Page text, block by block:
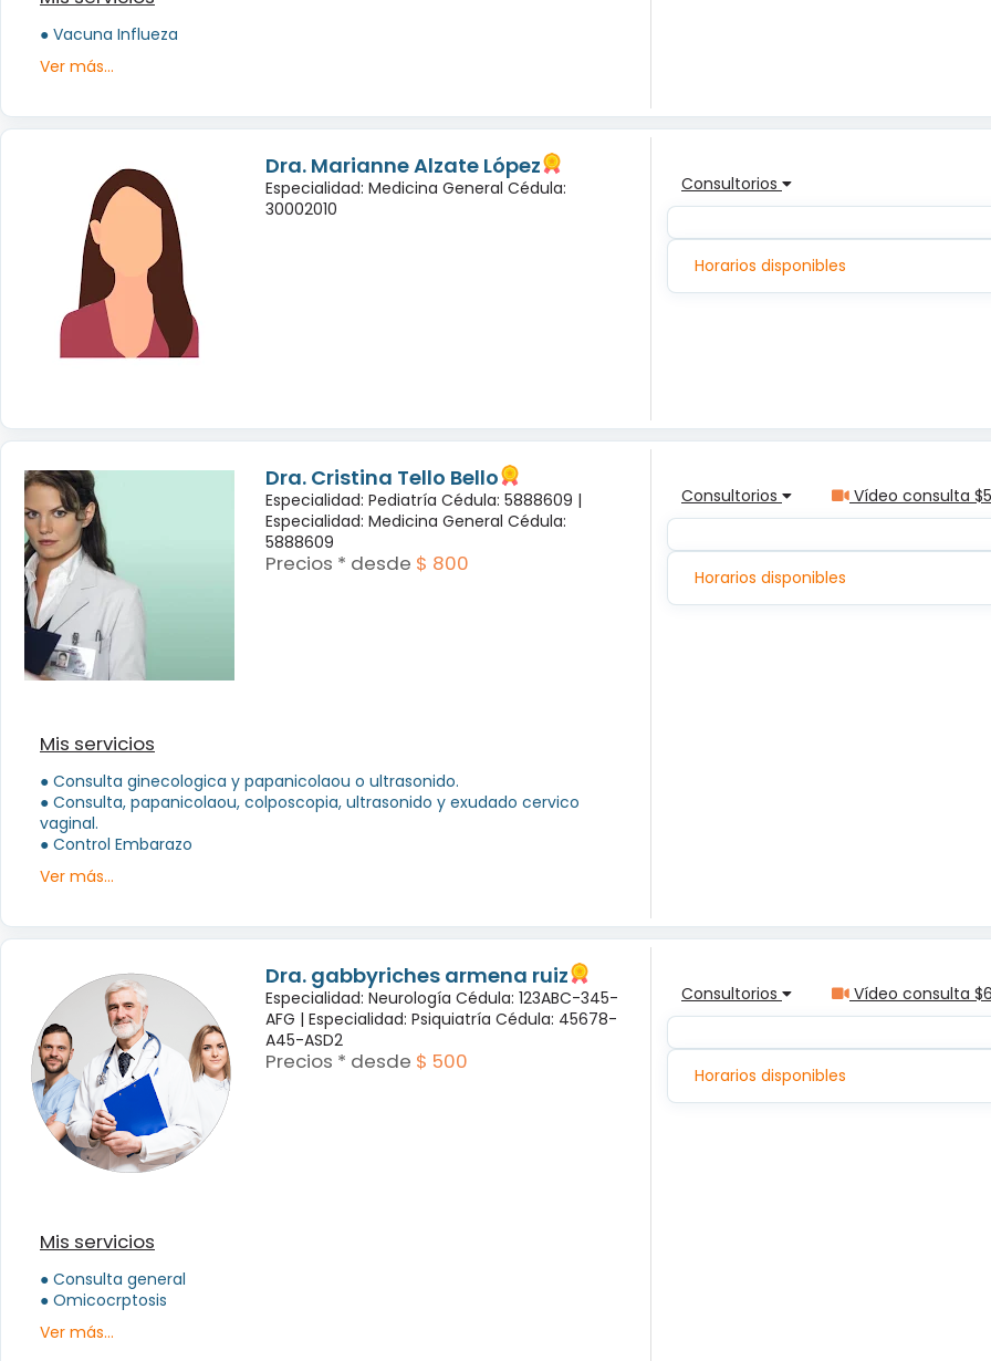
● Vacuna Influeza
Ver más...
Dra. Marianne Alzate López
Especialidad: Medicina General Cédula:
30002010
Consultorios
Horarios disponibles
Dra. Cristina Tello Bello
Especialidad: Pediatría Cédula: 5888609 |
Especialidad: Medicina General Cédula:
5888609
Precios * desde $ 800
Mis servicios
● Consulta ginecologica y papanicolaou o ultrasonido.
● Consulta, papanicolaou, colposcopia, ultrasonido y exudado cervico
vaginal.
● Control Embarazo
Ver más...
Consultorios Vídeo consulta
Horarios disponibles
Dra. gabbyriches armena ruiz
Especialidad: Neurología Cédula: 123ABC-345-
AFG | Especialidad: Psiquiatría Cédula: 45678-
A45-ASD2
Precios * desde $ 500
Mis servicios
● Consulta general
● Omicocrptosis
Ver más...
Consultorios Vídeo consulta
Horarios disponibles